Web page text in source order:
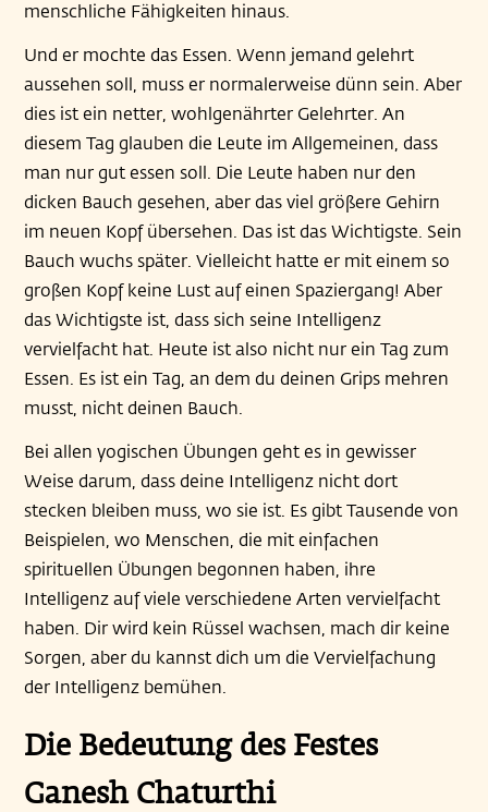
menschliche Fähigkeiten hinaus.
Und er mochte das Essen. Wenn jemand gelehrt
aussehen soll, muss er normalerweise dünn sein. Aber
dies ist ein netter, wohlgenährter Gelehrter. An
diesem Tag glauben die Leute im Allgemeinen, dass
man nur gut essen soll. Die Leute haben nur den
dicken Bauch gesehen, aber das viel größere Gehirn
im neuen Kopf übersehen. Das ist das Wichtigste. Sein
Bauch wuchs später. Vielleicht hatte er mit einem so
großen Kopf keine Lust auf einen Spaziergang! Aber
das Wichtigste ist, dass sich seine Intelligenz
vervielfacht hat. Heute ist also nicht nur ein Tag zum
Essen. Es ist ein Tag, an dem du deinen Grips mehren
musst, nicht deinen Bauch.
Bei allen yogischen Übungen geht es in gewisser
Weise darum, dass deine Intelligenz nicht dort
stecken bleiben muss, wo sie ist. Es gibt Tausende von
Beispielen, wo Menschen, die mit einfachen
spirituellen Übungen begonnen haben, ihre
Intelligenz auf viele verschiedene Arten vervielfacht
haben. Dir wird kein Rüssel wachsen, mach dir keine
Sorgen, aber du kannst dich um die Vervielfachung
der Intelligenz bemühen.
Die Bedeutung des Festes
Ganesh Chaturthi